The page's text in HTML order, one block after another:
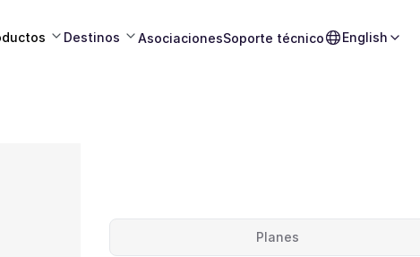
Destinos AsociacionesSoporte técnico English
Planes